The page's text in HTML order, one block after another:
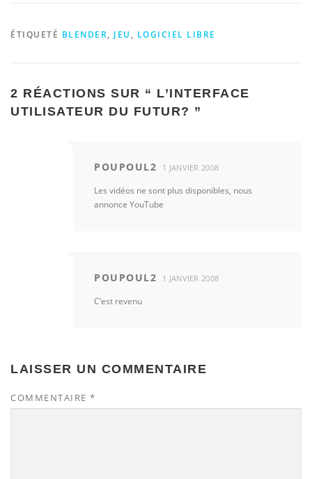
ÉTIQUETÉ BLENDER, JEU , LOGICIEL LIBRE
2 RÉACTIONS SUR “ L’INTERFACE
UTILISATEUR DU FUTUR? ”
POUPOUL2 1 JANVIER 2008
Les vidéos ne sont plus disponibles, nous
annonce YouTube
POUPOUL2 1 JANVIER 2008
C’est revenu
LAISSER UN COMMENTAIRE
COMMENTAIRE *